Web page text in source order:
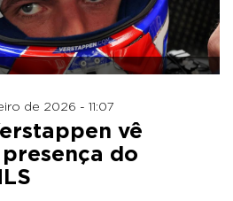
de 2026 - 11:07
vê
do